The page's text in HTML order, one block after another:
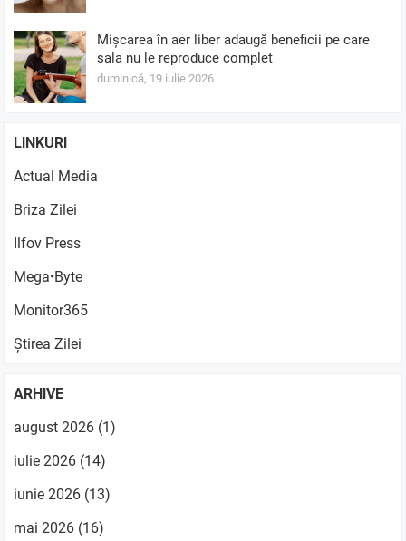
Mișcarea în aer liber adaugă beneficii pe care
sala nu le reproduce complet
duminică, 19 iulie 2026
LINKURI
Actual Media
Briza Zilei
Ilfov Press
Mega•Byte
Monitor365
Știrea Zilei
ARHIVE
august 2026 (1)
iulie 2026 (14)
iunie 2026 (13)
mai 2026 (16)